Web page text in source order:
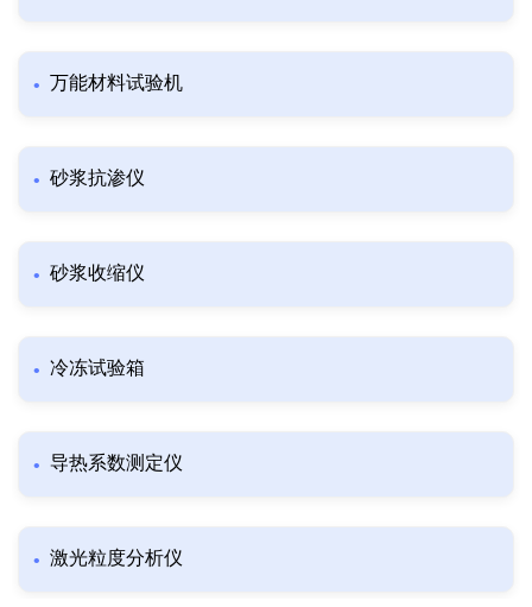
万能材料试验机
砂浆抗渗仪
砂浆收缩仪
冷冻试验箱
导热系数测定仪
激光粒度分析仪